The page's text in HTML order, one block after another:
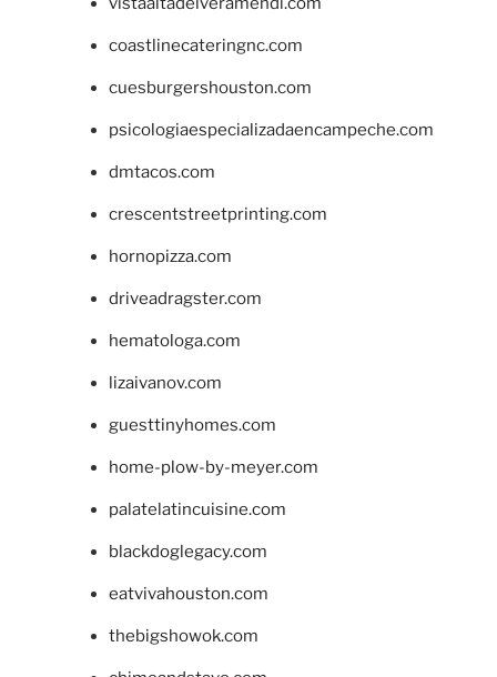
coastlinecateringnc.com
cuesburgershouston.com
psicologiaespecializadaencampeche.com
dmtacos.com
crescentstreetprinting.com
hornopizza.com
driveadragster.com
hematologa.com
lizaivanov.com
guesttinyhomes.com
home-plow-by-meyer.com
palatelatincuisine.com
blackdoglegacy.com
eatvivahouston.com
thebigshowok.com